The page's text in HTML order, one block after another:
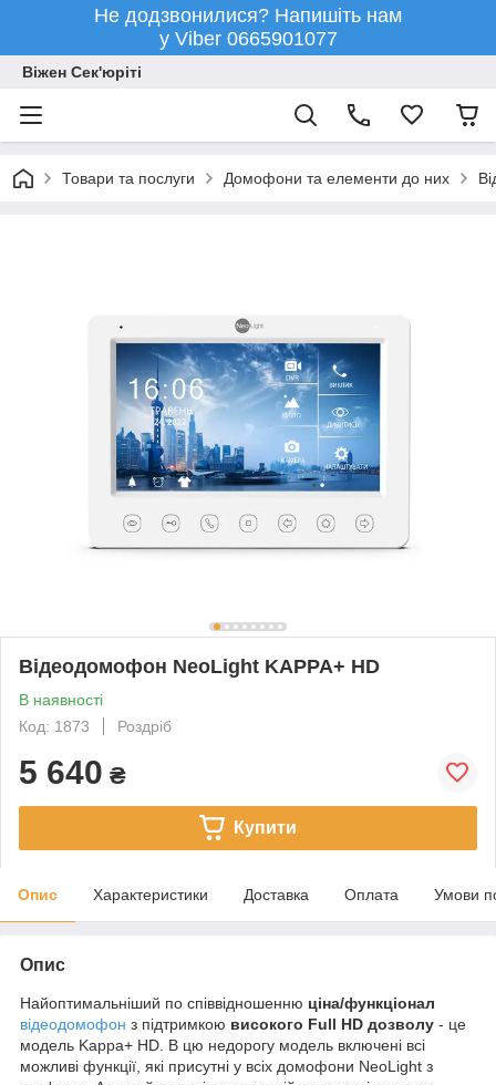
Не додзвонилися? Напишіть нам
у Viber 0665901077
Віжен Сек'юріті
Товари та послуги Домофони та елементи до них
Відеодомофон NeoLight KAPPA+ HD
В наявності
Код: 1873
Роздріб
5 640 ₴
Купити
Опис Характеристики Доставка Оплата Умови
Опис
Найоптимальніший по співвідношенню ціна/функціонал
відеодомофон з підтримкою високого Full HD дозволу - це
модель Kappa+ HD. В цю недорогу модель включені всі
можливі функції, які присутні у всіх домофони NeoLight з